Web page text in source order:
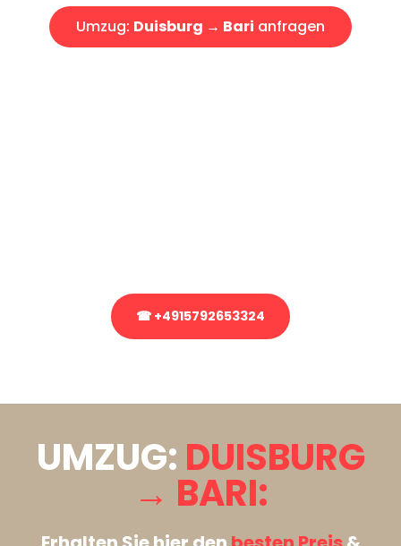
Umzug: Duisburg → Bari anfragen
☎ +4915792653324
UMZUG: DUISBURG
→ BARI: